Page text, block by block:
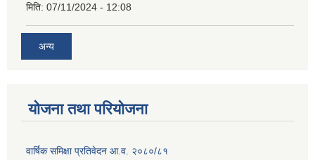
मिति: 07/11/2024 - 12:08
अन्य
योजना तथा परियोजना
वार्षिक समिक्षा प्रतिवेदन आ.व. २०८०/८१